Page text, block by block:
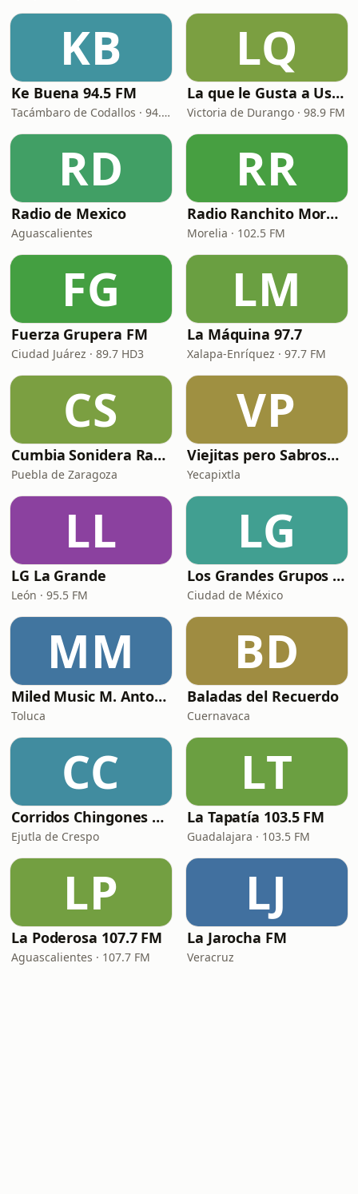
KB
Ke Buena 94.5 FM
Tacámbaro de Codallos · 94.5 FM
LQ
La que le Gusta a Usted
Victoria de Durango · 98.9 FM
RD
Radio de Mexico
Aguascalientes
RR
Radio Ranchito Morelia
Morelia · 102.5 FM
FG
Fuerza Grupera FM
Ciudad Juárez · 89.7 HD3
LM
La Máquina 97.7
Xalapa-Enríquez · 97.7 FM
CS
Cumbia Sonidera Radio
Puebla de Zaragoza
VP
Viejitas pero Sabrosas Radio
Yecapixtla
LL
LG La Grande
León · 95.5 FM
LG
Los Grandes Grupos Radio
Ciudad de México
MM
Miled Music M. Antonio Solís
Toluca
BD
Baladas del Recuerdo
Cuernavaca
CC
Corridos Chingones Radio
Ejutla de Crespo
LT
La Tapatía 103.5 FM
Guadalajara · 103.5 FM
LP
La Poderosa 107.7 FM
Aguascalientes · 107.7 FM
LJ
La Jarocha FM
Veracruz